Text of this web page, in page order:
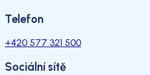
Telefon
+420 577 321 500
Sociální sítě